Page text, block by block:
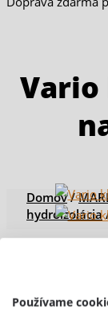
Vario
Domov/
hydroizolácia
Používame